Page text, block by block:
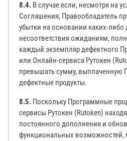
8.4. В случае если, несмотря на
Соглашения, Правообладатель
убытки на основании каких-либо
несоответствия ожиданиям,
каждый экземпляр дефектного
или Онлайн-сервиса Рутокен
превышать сумму, выплаченную
дефектные продукты.
8.5. Поскольку Программные
сервисы Рутокен (Rutoken)
постоянного дополнения и
функциональных возможностей,